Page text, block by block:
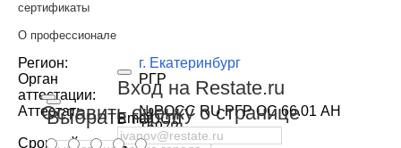
Выбрать город
Вход на Restate.ru
Email
сертификаты
О профессионале
Регион:
г. Екатеринбург
Орган
аттестации:
РГР
Аттестат:
№РОСС RU РГР ОС 66.01 АН
16972
Срок действия от:2015-04-23
Оставить оценку о странице